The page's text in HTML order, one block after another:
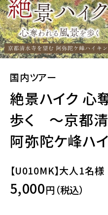
国内ツアー
絶景ハイク 心
歩く ～京都
阿弥陀ケ峰ハ
【U010MK】大人1名様
5,000円（税込）